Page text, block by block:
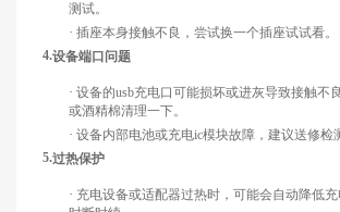
测试。
· 插座本身接触不良，尝试换一个插座试试看。
4.设备端口问题
· 设备的usb充电口可能损坏或进灰导致接触不
或酒精棉清理一下。
· 设备内部电池或充电ic模块故障，建议送修检
5.过热保护
· 充电设备或适配器过热时，可能会自动降低